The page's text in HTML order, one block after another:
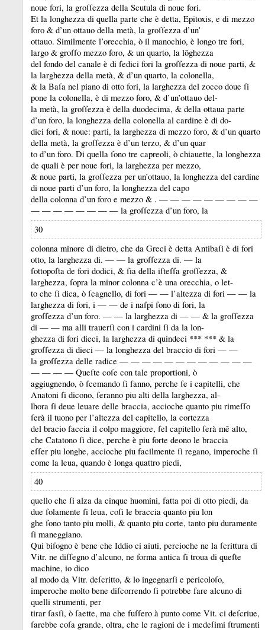
noue fori, la groſſezza della Scutula di noue fori.
Et la longhezza di quella parte che è detta, Epitoxis, e di mezzo
foro & d’un ottauo della metà, la groſſezza d’un’
ottauo. Similmente l’orecchia, ò il manochio, è longo tre fori,
largo & groſſo mezzo foro, & un quarto, la lõghezza
del fondo del canale è di ſedici fori la groſſezza di noue parti, &
la larghezza della metà, & d’un quarto, la colonella,
& la Baſa nel piano di otto fori, la larghezza del zocco doue ſi
pone la colonella, è di mezzo foro, & d’un’ottauo del-
la metà, la groſſezza è della duodecima, & della ottaua parte
d’un foro, la longhezza della colonella al cardine è di do-
dici fori, & noue: parti, la larghezza di mezzo foro, & d’un quarto
della metà, la groſſezza è d’un terzo, & d’un quar
to d’un foro. Di quella ſono tre capreoli, ò chiauette, la longhezza
de quali è per noue fori, la larghezza per mezzo,
& noue parti, la groſſezza per un’ottauo, la longhezza del cardine
di noue parti d’un foro, la longhezza del capo
della colonna d’un foro e mezzo & . — — — — — — — — —
— — — — — — — — la groſſezza d’un foro, la
30
colonna minore di dietro, che da Greci è detta Antibaſi è di fori
otto, la larghezza di. — — la groſſezza di. — la
ſottopoſta de fori dodici, & ſia della iſteſſa groſſezza, &
larghezza, ſopra la minor colonna c’è una orecchia, o let-
to che ſi dica, ò ſcagnello, di fori — — l’altezza di fori — — la
larghezza di fori, i — — de i naſpi ſono di fori, la
groſſezza d’un foro. — — la larghezza di — — & la groſſezza
di — — ma alli trauerſi con i cardini ſi da la lon-
ghezza di fori dieci, la larghezza di quindeci *** *** & la
groſſezza di dieci — la longhezza del braccio di fori — —
la groſſezza delle radice — — — — — — — — — — — —
— — — — Queſte coſe con tale proportioni, ò
aggiugnendo, ò ſcemando ſi fanno, perche ſe i capitelli, che
Anatoni ſi dicono, ſeranno piu alti della larghezza, al-
lhora ſi deue leuare delle braccia, accioche quanto piu rimeſſo
ſerà il tuono per l’altezza del capitello, la cortezza
del bracio faccia il colpo maggiore, ſel capitello ſerà mẽ alto,
che Catatono ſi dice, perche è piu forte deono le braccia
eſſer piu longhe, accioche piu facilmente ſi regano, imperoche ſi
come la leua, quando è longa quattro piedi,
40
quello che ſi alza da cinque huomini, fatta poi di otto piedi, da
due ſolamente ſi leua, coſi le braccia quanto piu lon
ghe ſono tanto piu molli, & quanto piu corte, tanto piu duramente
ſi maneggiano.
Qui biſogno è bene che Iddio ci aiuti, percioche ne la ſcrittura di
Vitr. ne diſſegno d’alcuno, ne forma antica ſi troua di queſte
machine, io dico
al modo da Vitr. deſcritto, & lo ingegnarſi e pericoloſo,
imperoche molto bene diſcorrendo ſi potrebbe fare alcuno di
quelli strumenti, per
tirar ſasſi, ò ſaette, ma che fuſſero à punto come Vit. ci deſcriue,
ſarebbe coſa grande, oltra, che le ragioni de i medeſimi ſtrumenti